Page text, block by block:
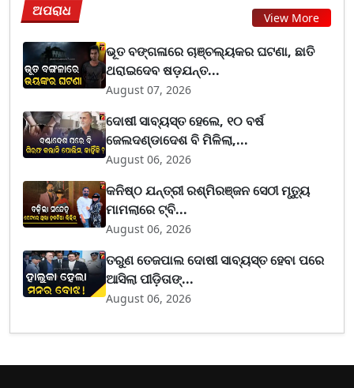
ଅପରାଧ View More
ଭୂତ ବଙ୍ଗଳାରେ ଚାଞ୍ଚଲ୍ୟକର ଘଟଣା, ଛାତି
ଥରାଇଦେବ ଷଡ଼ଯନ୍ତ...
August 07, 2026
ଦୋଷୀ ସାବ୍ୟସ୍ତ ହେଲେ, ୧୦ ବର୍ଷ
ଜେଲଦଣ୍ଡାଦେଶ ବି ମିଳିଲା,...
August 06, 2026
କନିଷ୍ଠ ଯନ୍ତ୍ରୀ ରଶ୍ମିରଞ୍ଜନ ସେଠୀ ମୃତ୍ୟୁ
ମାମଲାରେ ଟ୍ବି...
August 06, 2026
ତରୁଣ ତେଜପାଲ ଦୋଷୀ ସାବ୍ୟସ୍ତ ହେବା ପରେ
ଆସିଲା ପୀଡ଼ିତାଙ୍...
August 06, 2026